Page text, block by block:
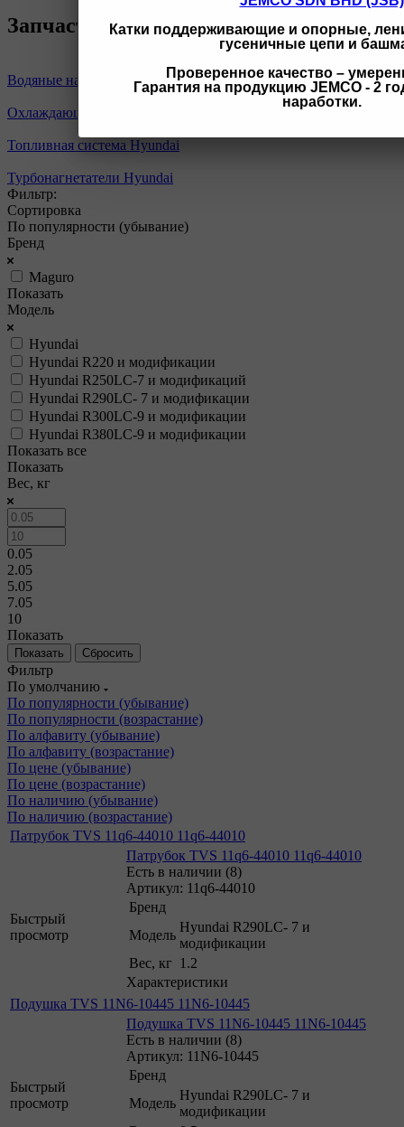
Катки поддерживающие и опорные,
гусеничные цепи и
Проверенное качество –
Гарантия на продукцию JEMCO - 2
наработки.
Запчасти для двигателей Hyundai
Водяные насосы Hyundai
Охлаждающая система Hyundai
Топливная система Hyundai
Турбонагнетатели Hyundai
Фильтр:
Сортировка
По популярности (убывание)
Бренд
Maguro
Показать
Модель
Hyundai
Hyundai R220 и модификации
Hyundai R250LC-7 и модификаций
Hyundai R290LC- 7 и модификации
Hyundai R300LC-9 и модификации
Hyundai R380LC-9 и модификации
Показать все
Показать
Вес, кг
0.05
2.05
5.05
7.05
10
Показать
Сбросить
Фильтр
По умолчанию
По популярности (убывание)
По популярности (возрастание)
По алфавиту (убывание)
По алфавиту (возрастание)
По цене (убывание)
По цене (возрастание)
По наличию (убывание)
По наличию (возрастание)
Патрубок TVS 11q6-44010 11q6-44010
Быстрый
просмотр
Патрубок TVS 11q6-44010 11q6-44010
Есть в наличии (8)
Артикул: 11q6-44010
Бренд
Модель
Hyundai R290LC- 7 и
модификации
Вес, кг
1.2
Характеристики
Подушка TVS 11N6-10445 11N6-10445
Быстрый
просмотр
Подушка TVS 11N6-10445 11N6-10445
Есть в наличии (8)
Артикул: 11N6-10445
Бренд
Модель
Hyundai R290LC- 7 и
модификации